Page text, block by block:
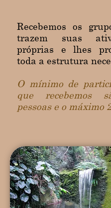
Recebemos os
trazem suas
próprias e lhes
toda a estrutura
O mínimo de
que recebemos
pessoas e o máximo